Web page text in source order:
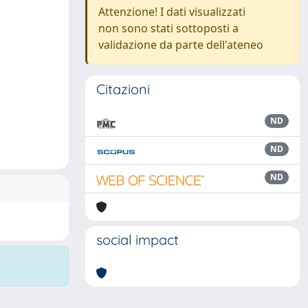
Attenzione! I dati visualizzati
non sono stati sottoposti a
validazione da parte dell'ateneo
Citazioni
ND
ND
ND
social impact